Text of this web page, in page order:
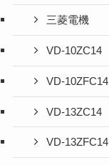
三菱電機
VD-10ZC14
VD-10ZFC14
VD-13ZC14
VD-13ZFC14